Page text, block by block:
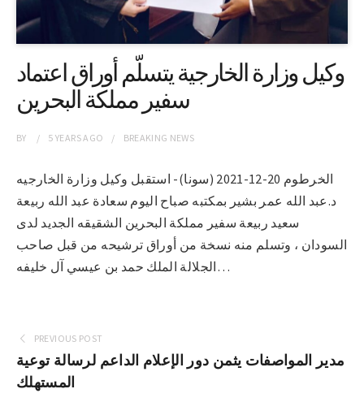
وكيل وزارة الخارجية يتسلّم أوراق اعتماد
سفير مملكة البحرين
BY 5 YEARSAGO BREAKING NEWS
الخرطوم 20-12-2021 (سونا)- استقبل وكيل وزارة الخارجيه
د.عبد الله عمر بشير بمكتبه صباح اليوم سعادة عبد الله ربيعة
سعيد ربيعة سفير مملكة البحرين الشقيقه الجديد لدى
السودان ، وتسلم منه نسخة من أوراق ترشيحه من قبل صاحب
الجلالة الملك حمد بن عيسي آل خليفه…
PREVIOUS POST
مدير المواصفات يثمن دور الإعلام الداعم لرسالة توعية
المستهلك